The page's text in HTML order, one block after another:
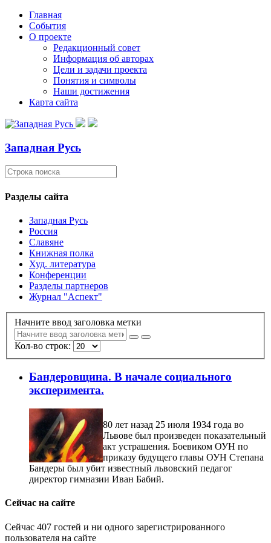
Главная
События
О проекте
Редакционный совет
Информация об авторах
Цели и задачи проекта
Понятия и символы
Наши достижения
Карта сайта
Западная Русь
Разделы сайта
Западная Русь
Россия
Славяне
Книжная полка
Худ. литература
Конференции
Разделы партнеров
Журнал "Аспект"
Начните ввод заголовка метки
Кол-во строк:
Бандеровщина. В начале социального
эксперимента.
80 лет назад 25 июля 1934 года во
Львове был произведен показательный
акт устрашения. Боевиком ОУН по
приказу будущего главы ОУН Степана
Бандеры был убит известный львовский педагог
директор гимназии Иван Бабий.
Сейчас на сайте
Сейчас 407 гостей и ни одного зарегистрированного
пользователя на сайте